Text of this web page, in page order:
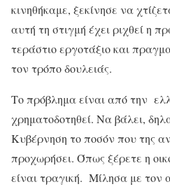
κινηθήκαμε, ξεκίνησε να
αυτή τη στιγμή έχει ριχθεί η
τεράστιο εργοτάξιο και
τον τρόπο δουλειάς.
Το πρόβλημα είναι από την
χρηματοδοτηθεί. Να βάλει,
Κυβέρνηση το ποσόν που της
προχωρήσει. Όπως ξέρετε η
είναι τραγική. Μίλησα με τον